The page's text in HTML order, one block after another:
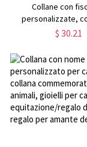
Collane con
personalizzate,
fischietto in acciaio
insegnanti/
sportivi
$ 30.21